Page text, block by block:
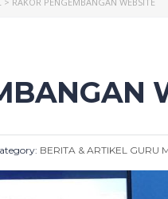
BERITA & ARTIKEL GURU